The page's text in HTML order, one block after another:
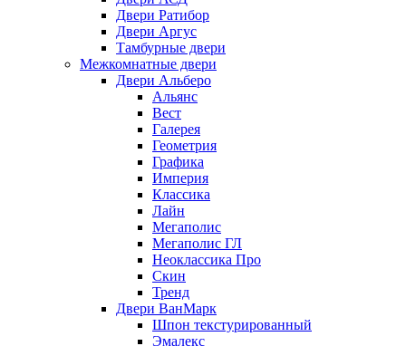
Двери Ратибор
Двери Аргус
Тамбурные двери
Межкомнатные двери
Двери Альберо
Альянс
Вест
Галерея
Геометрия
Графика
Империя
Классика
Лайн
Мегаполис
Мегаполис ГЛ
Неоклассика Про
Скин
Тренд
Двери ВанМарк
Шпон текстурированный
Эмалекс